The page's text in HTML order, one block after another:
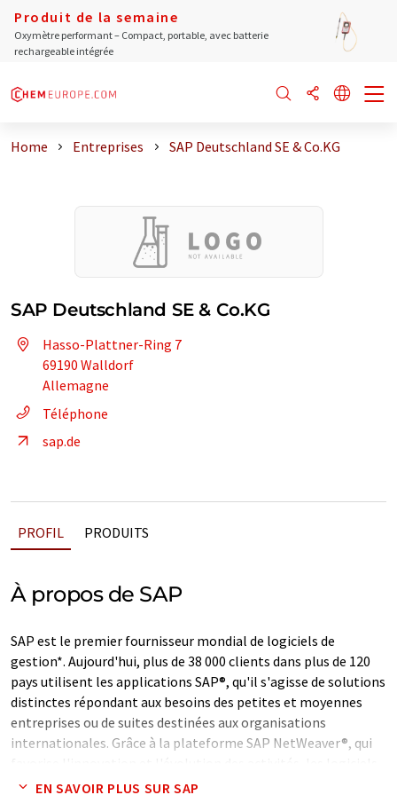
Produit de la semaine
Oxymètre performant – Compact, portable, avec batterie
rechargeable intégrée
Home Entreprises SAP Deutschland SE & Co.KG
SAP Deutschland SE & Co.KG
Hasso-Plattner-Ring 7
69190 Walldorf
Allemagne
Téléphone
sap.de
PROFIL PRODUITS
À propos de SAP
SAP est le premier fournisseur mondial de logiciels de
gestion*. Aujourd'hui, plus de 38 000 clients dans plus de 120
pays utilisent les applications SAP®, qu'il s'agisse de solutions
distinctes répondant aux besoins des petites et moyennes
entreprises ou de suites destinées aux organisations
internationales. Grâce à la plateforme SAP NetWeaver®, qui
SAP aident les entreprises du monde entier, quelle que soit
EN SAVOIR PLUS SUR SAP